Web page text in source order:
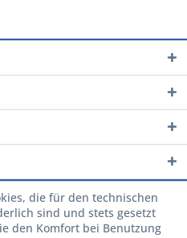
die für den technischen
sind und stets gesetzt
den Komfort bei Benutzung